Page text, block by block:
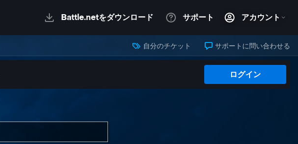
自分のチケット サポートに問い合わせる
ログイン